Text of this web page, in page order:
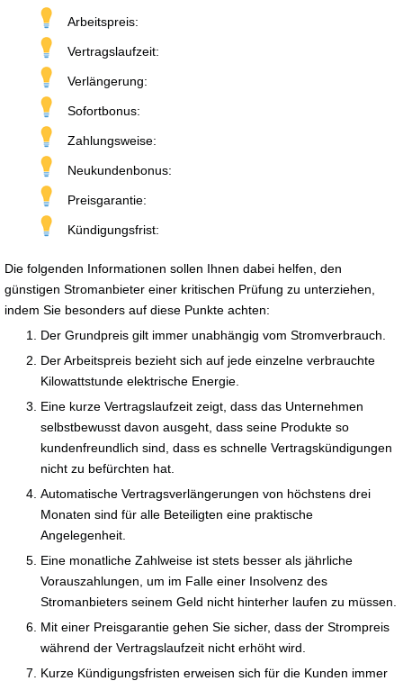
Arbeitspreis:
Vertragslaufzeit:
Verlängerung:
Sofortbonus:
Zahlungsweise:
Neukundenbonus:
Preisgarantie:
Kündigungsfrist:
Die folgenden Informationen sollen Ihnen dabei helfen, den
günstigen Stromanbieter einer kritischen Prüfung zu unterziehen,
indem Sie besonders auf diese Punkte achten:
Der Grundpreis gilt immer unabhängig vom Stromverbrauch.
Der Arbeitspreis bezieht sich auf jede einzelne verbrauchte
Kilowattstunde elektrische Energie.
Eine kurze Vertragslaufzeit zeigt, dass das Unternehmen
selbstbewusst davon ausgeht, dass seine Produkte so
kundenfreundlich sind, dass es schnelle Vertragskündigungen
nicht zu befürchten hat.
Automatische Vertragsverlängerungen von höchstens drei
Monaten sind für alle Beteiligten eine praktische
Angelegenheit.
Eine monatliche Zahlweise ist stets besser als jährliche
Vorauszahlungen, um im Falle einer Insolvenz des
Stromanbieters seinem Geld nicht hinterher laufen zu müssen.
Mit einer Preisgarantie gehen Sie sicher, dass der Strompreis
während der Vertragslaufzeit nicht erhöht wird.
Kurze Kündigungsfristen erweisen sich für die Kunden immer